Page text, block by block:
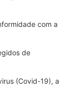
com a
de
(Covid-19), a